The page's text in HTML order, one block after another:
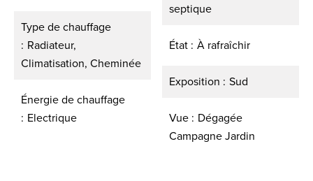
Type de chauffage
Radiateur,
Climatisation, Cheminée
Énergie de chauffage
Electrique
septique
État À rafraîchir
Exposition Sud
Vue
Dégagée
Campagne Jardin